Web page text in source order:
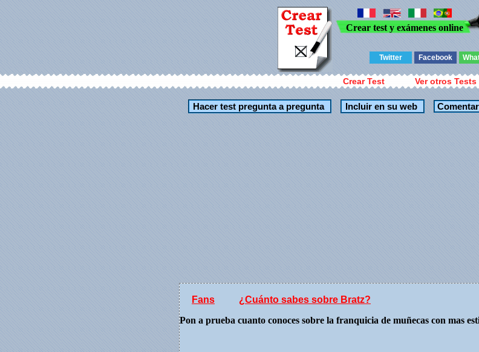
Crear test y exámenes online
Twitter Facebook
Crear Test Ver otros Tests
Fans
¿Cuánto sabes sobre Bratz?
Pon a prueba cuanto conoces sobre la franquicia de muñecas con mas